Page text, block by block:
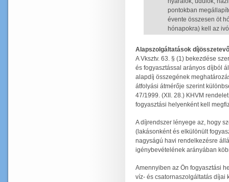
pontokban
évente összesen öt
hónapokra) kell az
Alapszolgáltatások
A Vksztv. 63. § (1) bekezdése
és fogyasztással arányos díjból
alapdíj összegének
átfolyási átmérője szerint
47/1999. (XII. 28.) KHVM
fogyasztási helyenként kell
A díjrendszer lényege az, hogy
(lakásonként és elkülönült
nagyságú havi rendelkezésre
igénybevételének arányában
Amennyiben az Ön fogyasztási
víz- és csatornaszolgáltatás díjai